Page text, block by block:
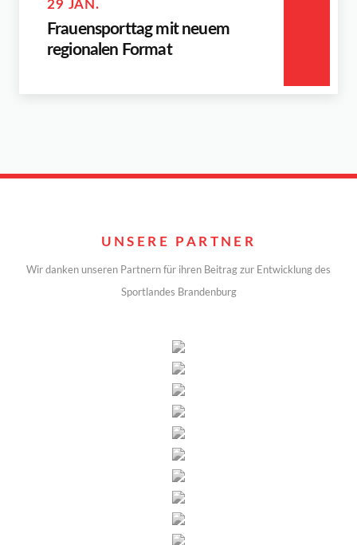
29 JAN.
Frauensporttag mit neuem
regionalen Format
UNSERE PARTNER
Wir danken unseren Partnern für ihren Beitrag zur Entwicklung des
Sportlandes Brandenburg